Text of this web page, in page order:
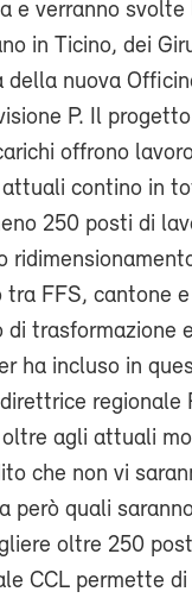
e verranno
in Ticino, dei
nuova
P. Il
offrono
contino in
250 posti di
tra FFS, cantone
trasformazione
ha incluso in
regionale
agli attuali
che non vi
però quali
oltre 250
CCL permette